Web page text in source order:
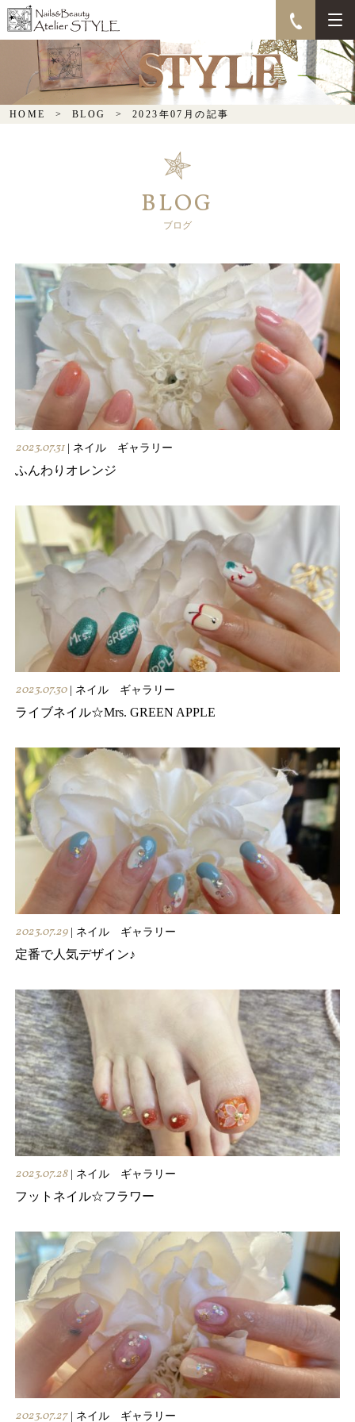
HOME BLOG 2023年07月の記事
BLOG
ブログ
2023.07.31| ネイル ギャラリー
ふんわりオレンジ
2023.07.30| ネイル ギャラリー
ライブネイル☆Mrs. GREEN APPLE
2023.07.29| ネイル ギャラリー
定番で人気デザイン♪
2023.07.28| ネイル ギャラリー
フットネイル☆フラワー
2023.07.27| ネイル ギャラリー